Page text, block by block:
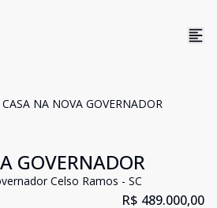
CASA NA NOVA GOVERNADOR
GOVERNADOR
Celso Ramos - SC
R$ 489.000,00